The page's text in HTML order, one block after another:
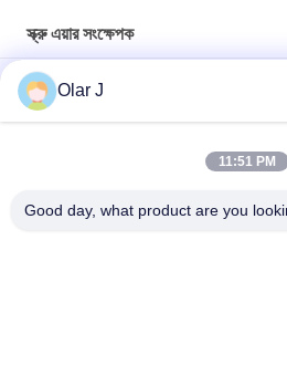
স্ক্রু এয়ার সংক্ষেপক
Direct Driven Rotary Screw Air
CoolingOlar J
11:51 PM
Good day, what product are you